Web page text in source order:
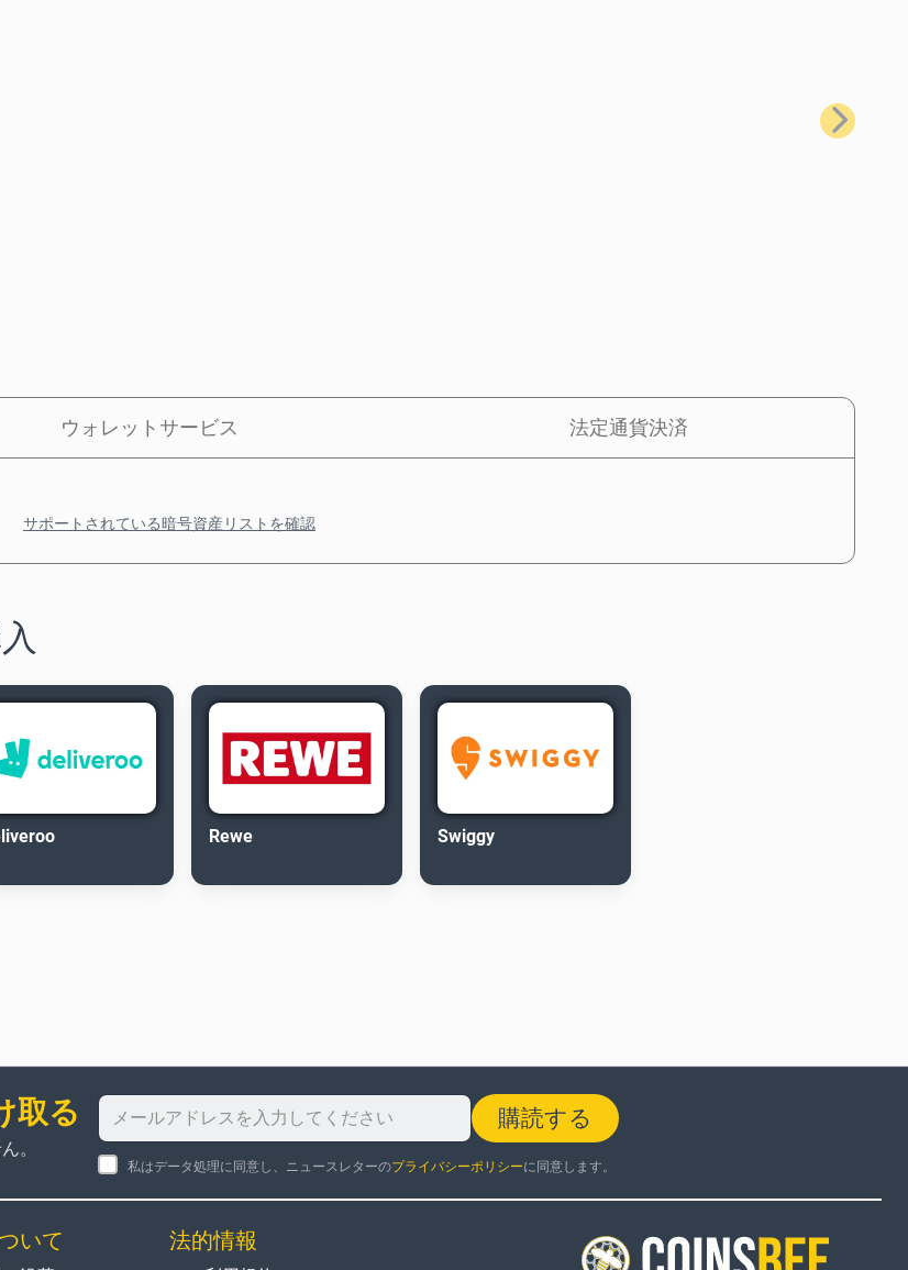
次へ
ウォレットサービス 法定通貨決済
サポートされている暗号資産リストを確認
Rewe Swiggy
取る
。
購読する
私はデータ処理に同意し、ニュースレターのプライバシーポリシーに同意します。
いて 法的情報